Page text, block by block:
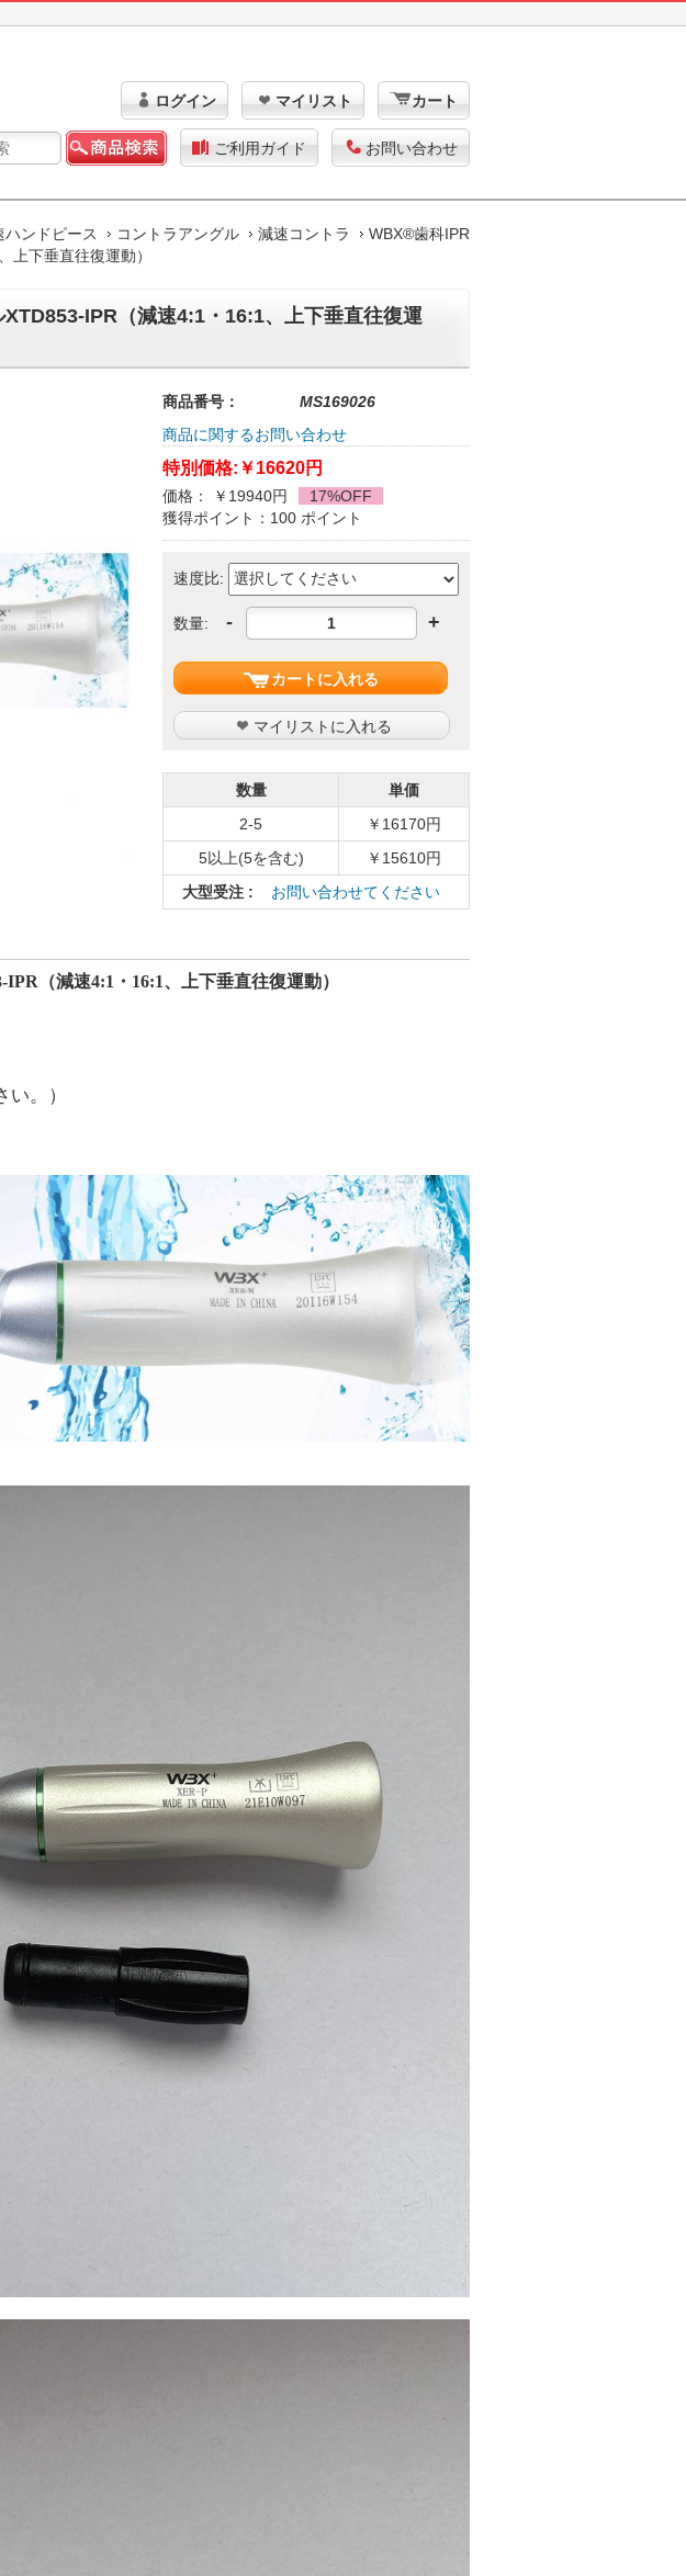
ログイン マイリスト カート
ご利用ガイド お問い合わせ
ハンドピース コントラアングル 減速コントラ
WBX®歯科IPR
上下垂直往復運動）
IPR（減速4:1・16:1、上下垂直往復運
商品番号：
MS169026
商品に関するお問い合わせ
特別価格: ￥16620円
価格： ￥19940円
17%OFF
獲得ポイント：100 ポイント
速度比:
数量: - +
カートに入れる
マイリストに入れる
数量
単価
2-5
￥16170円
5以上(5を含む)
￥15610円
大型受注 : お問い合わせてください
IPR （減速4:1 ・ 16:1、上下垂直往復運動）
い。）